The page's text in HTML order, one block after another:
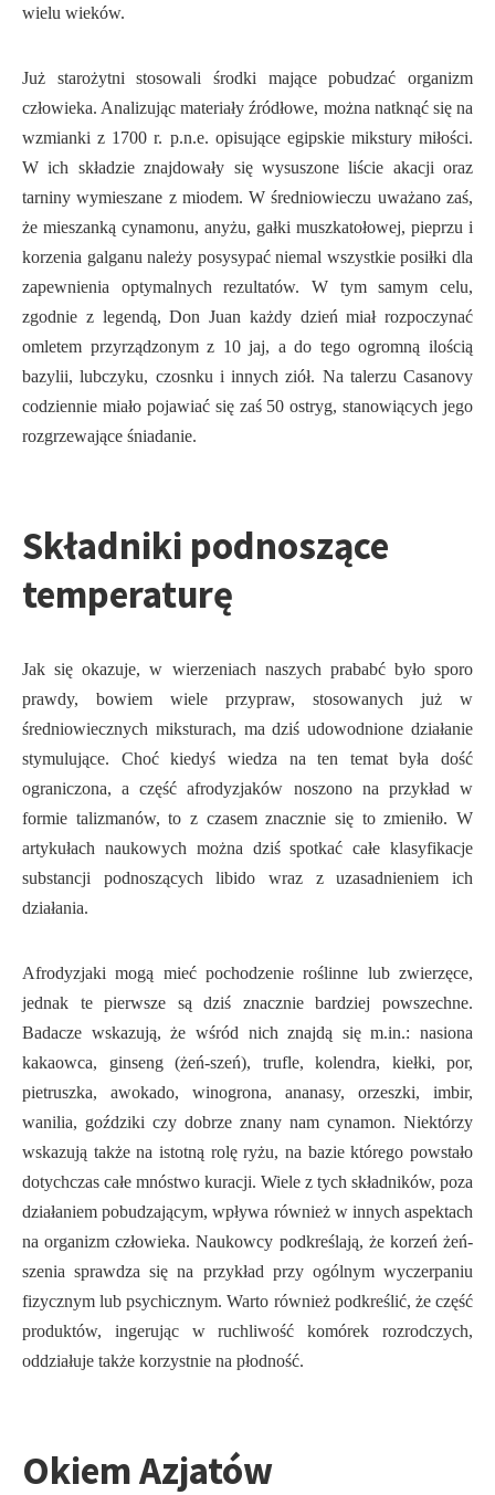
wielu wieków.
Już starożytni stosowali środki mające pobudzać organizm
człowieka. Analizując materiały źródłowe, można natknąć się na
wzmianki z 1700 r. p.n.e. opisujące egipskie mikstury miłości.
W ich składzie znajdowały się wysuszone liście akacji oraz
tarniny wymieszane z miodem. W średniowieczu uważano zaś,
że mieszanką cynamonu, anyżu, gałki muszkatołowej, pieprzu i
korzenia galganu należy posysypać niemal wszystkie posiłki dla
zapewnienia optymalnych rezultatów. W tym samym celu,
zgodnie z legendą, Don Juan każdy dzień miał rozpoczynać
omletem przyrządzonym z 10 jaj, a do tego ogromną ilością
bazylii, lubczyku, czosnku i innych ziół. Na talerzu Casanovy
codziennie miało pojawiać się zaś 50 ostryg, stanowiących jego
rozgrzewające śniadanie.
Składniki podnoszące
temperaturę
Jak się okazuje, w wierzeniach naszych prababć było sporo
prawdy, bowiem wiele przypraw, stosowanych już w
średniowiecznych miksturach, ma dziś udowodnione działanie
stymulujące. Choć kiedyś wiedza na ten temat była dość
ograniczona, a część afrodyzjaków noszono na przykład w
formie talizmanów, to z czasem znacznie się to zmieniło. W
artykułach naukowych można dziś spotkać całe klasyfikacje
substancji podnoszących libido wraz z uzasadnieniem ich
działania.
Afrodyzjaki mogą mieć pochodzenie roślinne lub zwierzęce,
jednak te pierwsze są dziś znacznie bardziej powszechne.
Badacze wskazują, że wśród nich znajdą się m.in.: nasiona
kakaowca, ginseng (żeń-szeń), trufle, kolendra, kiełki, por,
pietruszka, awokado, winogrona, ananasy, orzeszki, imbir,
wanilia, goździki czy dobrze znany nam cynamon. Niektórzy
wskazują także na istotną rolę ryżu, na bazie którego powstało
dotychczas całe mnóstwo kuracji. Wiele z tych składników, poza
działaniem pobudzającym, wpływa również w innych aspektach
na organizm człowieka. Naukowcy podkreślają, że korzeń żeń-
szenia sprawdza się na przykład przy ogólnym wyczerpaniu
fizycznym lub psychicznym. Warto również podkreślić, że część
produktów, ingerując w ruchliwość komórek rozrodczych,
oddziałuje także korzystnie na płodność.
Okiem Azjatów